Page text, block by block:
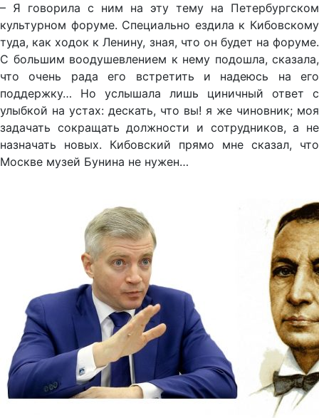
– Я говорила с ним на эту тему на Петербургском
культурном форуме. Специально ездила к Кибовскому
туда, как ходок к Ленину, зная, что он будет на форуме.
С большим воодушевлением к нему подошла, сказала,
что очень рада его встретить и надеюсь на его
поддержку… Но услышала лишь циничный ответ с
улыбкой на устах: дескать, что вы! я же чиновник; моя
задачать сокращать должности и сотрудников, а не
назначать новых. Кибовский прямо мне сказал, что
Москве музей Бунина не нужен…